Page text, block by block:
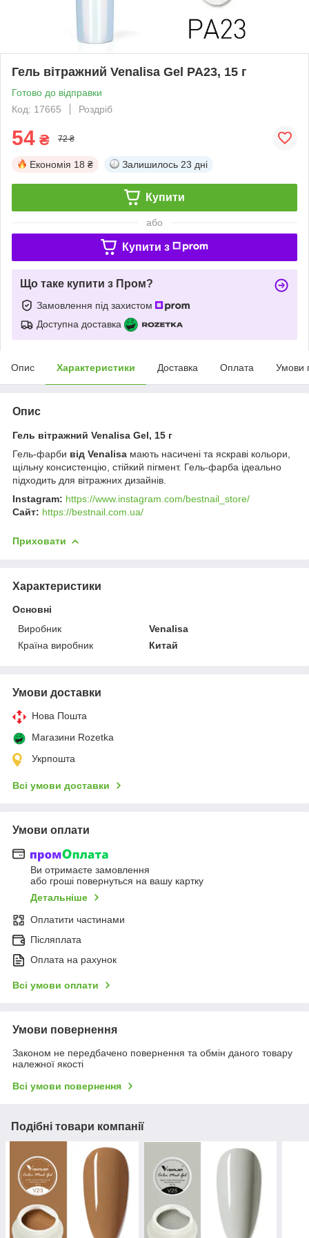
Гель вітражний Venalisa Gel PA23, 15 г
Готово до відправки
Код: 17665
Роздріб
54 ₴ 72 ₴
Економія 18 ₴ Залишилось 23 дні
Купити
або
Купити з
Що таке купити з Пром?
Замовлення під захистом
Доступна доставка
Опис Характеристики Доставка Оплата Умови
Опис
Гель вітражний Venalisa Gel, 15 г
Гель-фарби від Venalisa мають насичені та яскраві кольори,
щільну консистенцію, стійкий пігмент. Гель-фарба ідеально
підходить для вітражних дизайнів.
Instagram: https://www.instagram.com/bestnail_store/
Сайт: https://bestnail.com.ua/
Приховати
Характеристики
Основні
Виробник
Venalisa
Країна виробник
Китай
Умови доставки
Нова Пошта
Магазини Rozetka
Укрпошта
Всі умови доставки
Умови оплати
Ви отримаєте замовлення
або гроші повернуться на вашу картку
Детальніше
Оплатити частинами
Післяплата
Оплата на рахунок
Всі умови оплати
Умови повернення
Законом не передбачено повернення та обмін даного товару
належної якості
Всі умови повернення
Подібні товари компанії